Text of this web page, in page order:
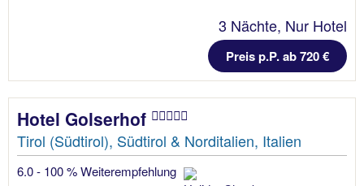
3 Nächte, Nur Hotel
Preis p.P. ab 720 €
Hotel Golserhof
Tirol (Südtirol), Südtirol & Norditalien, Italien
6.0 - 100 % Weiterempfehlung